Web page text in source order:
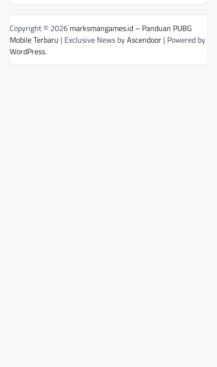
Copyright © 2026 marksmangames.id – Panduan PUBG
Mobile Terbaru | Exclusive News byAscendoor | Powered by
WordPress.